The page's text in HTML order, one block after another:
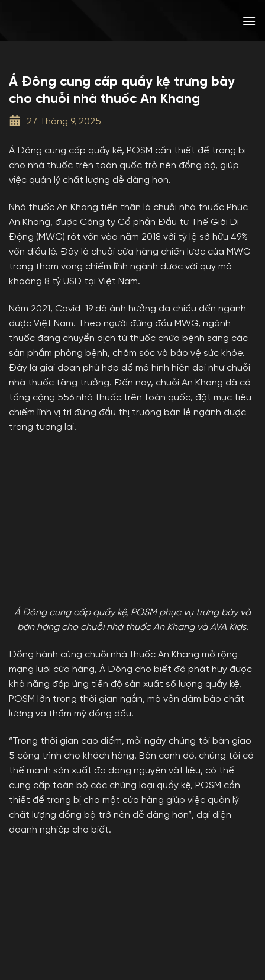
Á Đông cung cấp quầy kệ trưng bày
cho chuỗi nhà thuốc An Khang
27 Tháng 9, 2025
Á Đông cung cấp quầy kệ, POSM cần thiết để trang bị
cho nhà thuốc trên toàn quốc trở nên đồng bộ, giúp
việc quản lý chất lượng dễ dàng hơn.
Nhà thuốc An Khang tiền thân là chuỗi nhà thuốc Phúc
An Khang, được Công ty Cổ phần Đầu tư Thế Giới Di
Động (MWG) rót vốn vào năm 2018 với tỷ lệ sở hữu 49%
vốn điều lệ. Đây là chuỗi cửa hàng chiến lược của MWG
trong tham vọng chiếm lĩnh ngành dược với quy mô
khoảng 8 tỷ USD tại Việt Nam.
Năm 2021, Covid-19 đã ảnh hưởng đa chiều đến ngành
dược Việt Nam. Theo người đứng đầu MWG, ngành
thuốc đang chuyển dịch từ thuốc chữa bệnh sang các
sản phẩm phòng bệnh, chăm sóc và bảo vệ sức khỏe.
Đây là giai đoạn phù hợp để mô hình hiện đại như chuỗi
nhà thuốc tăng trưởng. Đến nay, chuỗi An Khang đã có
tổng cộng 556 nhà thuốc trên toàn quốc, đặt mục tiêu
chiếm lĩnh vị trí đứng đầu thị trường bán lẻ ngành dược
trong tương lai.
Á Đông cung cấp quầy kệ, POSM phục vụ trưng bày và
bán hàng cho chuỗi nhà thuốc An Khang và AVA Kids.
Đồng hành cùng chuỗi nhà thuốc An Khang mở rộng
mạng lưới cửa hàng, Á Đông cho biết đã phát huy được
khả năng đáp ứng tiến độ sản xuất số lượng quầy kệ,
POSM lớn trong thời gian ngắn, mà vẫn đảm bảo chất
lượng và thẩm mỹ đồng đều.
“Trong thời gian cao điểm, mỗi ngày chúng tôi bàn giao
5 công trình cho khách hàng. Bên cạnh đó, chúng tôi có
thế mạnh sản xuất đa dạng nguyên vật liệu, có thể
cung cấp toàn bộ các chủng loại quầy kệ, POSM cần
thiết để trang bị cho một cửa hàng giúp việc quản lý
chất lượng đồng bộ trở nên dễ dàng hơn”, đại diện
doanh nghiệp cho biết.